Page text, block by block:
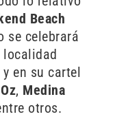
Beach
se celebrará
localidad
y en su cartel
, Medina
otros.